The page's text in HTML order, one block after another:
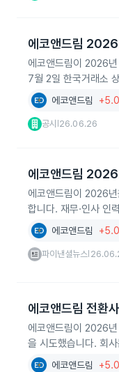
에코앤드림 2026
에코앤드림이 2026
7월 2일 한국거래소
에코앤드림
공시 26.06.26
에코앤드림 2026
에코앤드림이 2026
합니다. 재무·인사 인
에코앤드림
파이낸셜뉴스
에코앤드림 전환
에코앤드림이 2026
을 시도했습니다. 회
에코앤드림